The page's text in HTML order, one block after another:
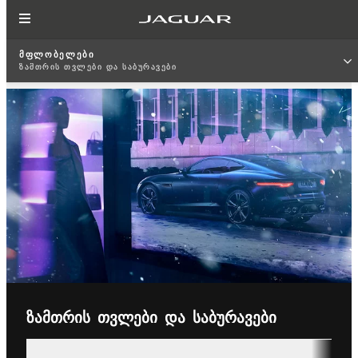
ᲛᲤᲚᲝᲑᲔᲚᲔᲑᲘ
ᲖᲐᲛᲗᲠᲘᲡ ᲗᲕᲚᲔᲑᲘ ᲓᲐ ᲡᲐᲑᲣᲠᲐᲕᲔᲑᲘ
ᲖᲐᲛᲗᲠᲘᲡ ᲗᲕᲚᲔᲑᲘ ᲓᲐ ᲡᲐᲑᲣᲠᲐᲕᲔᲑᲘ